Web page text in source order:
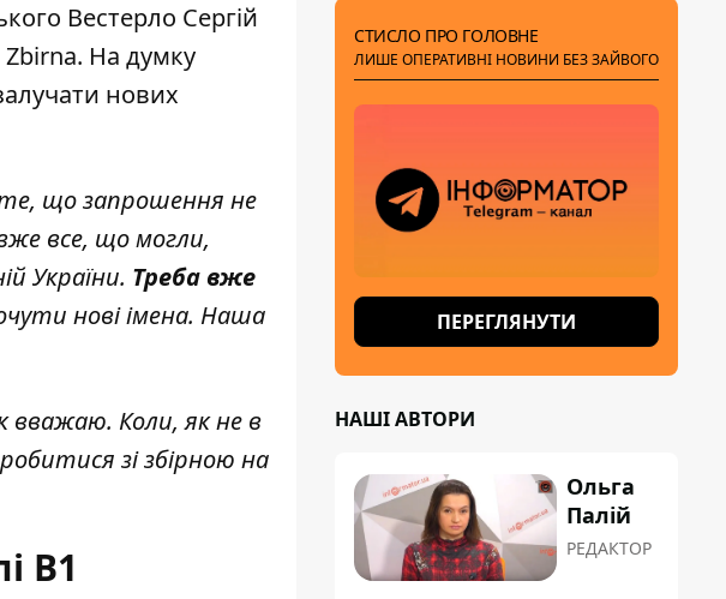
Вестерло Сергій
Zbirna. На думку
нових
те, що запрошення не
все, що могли,
України. Треба вже
нові імена. Наша
вважаю. Коли, як не в
зі збірною на
В1
СТИСЛО ПРО ГОЛОВНЕ
ЛИШЕ ОПЕРАТИВНІ НОВИНИ БЕЗ ЗАЙВОГО
ПЕРЕГЛЯНУТИ
НАШІ АВТОРИ
Ольга
Палій
РЕДАКТОР